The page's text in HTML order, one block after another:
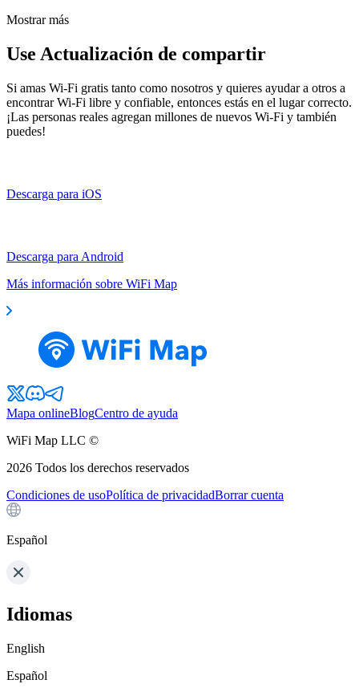
Mostrar más
Use Actualización de compartir
Si amas Wi-Fi gratis tanto como nosotros y quieres ayudar a otros a
encontrar Wi-Fi libre y confiable, entonces estás en el lugar correcto.
¡Las personas reales agregan millones de nuevos Wi-Fi y también
puedes!
Descarga para iOS
Descarga para Android
Más información sobre WiFi Map
Mapa onlineBlogCentro de ayuda
WiFi Map LLC ©
2026 Todos los derechos reservados
Condiciones de usoPolítica de privacidadBorrar cuenta
Español
Idiomas
English
Español